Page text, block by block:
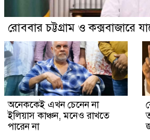
রোববার চট্টগ্রাম ও কক্সবাজারে
অনেককেই এখন চেনেন না
ইলিয়াস কাঞ্চন, মনেও রাখতে
পারেন না